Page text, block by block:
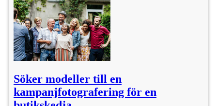
Söker modeller till en
kampanjfotografering för en